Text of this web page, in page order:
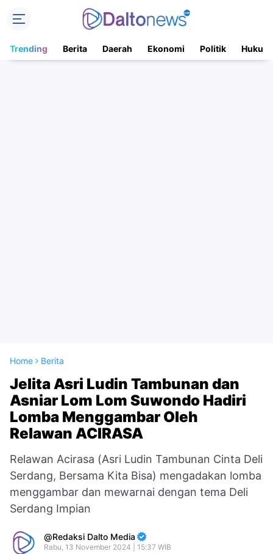
Trending Berita Daerah Ekonomi Politik Hukum
Home Berita
Jelita Asri Ludin Tambunan dan
Asniar Lom Lom Suwondo Hadiri
Lomba Menggambar Oleh
Relawan ACIRASA
Relawan Acirasa (Asri Ludin Tambunan Cinta Deli
Serdang, Bersama Kita Bisa) mengadakan lomba
menggambar dan mewarnai dengan tema Deli
Serdang Impian
Redaksi Dalto Media
Rabu, 13 November 2024 | 15:37 WIB